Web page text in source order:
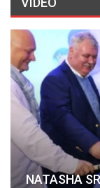
NATASHA